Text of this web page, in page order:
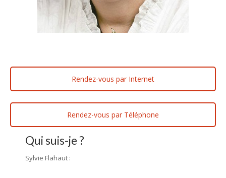
Qui suis-je ?
Sylvie Flahaut :
Rendez-vous par Internet
Rendez-vous par Téléphone